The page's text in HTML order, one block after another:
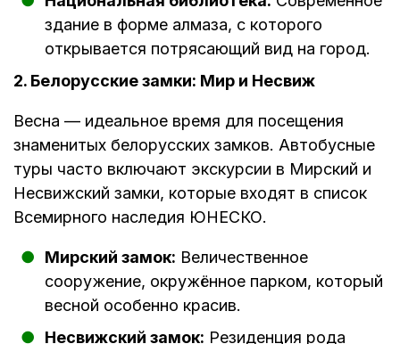
здание в форме алмаза, с которого
открывается потрясающий вид на город.
2. Белорусские замки: Мир и Несвиж
Весна — идеальное время для посещения
знаменитых белорусских замков. Автобусные
туры часто включают экскурсии в Мирский и
Несвижский замки, которые входят в список
Всемирного наследия ЮНЕСКО.
Мирский замок: Величественное
сооружение, окружённое парком, который
весной особенно красив.
Несвижский замок: Резиденция рода